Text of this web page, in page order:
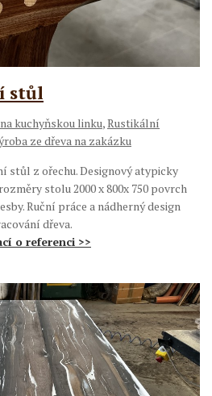
stůl
kuchyňskou linku,Rustikální
ze dřeva na zakázku
stůl z ořechu. Designový atypicky
stolu 2000 x 800x 750 povrch
Ruční práce a nádherný design
dřeva.
o referenci >>